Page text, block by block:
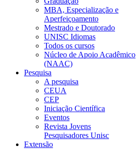
MBA, Especialização e
Aperfeiçoamento
Mestrado e Doutorado
UNISC Idiomas
Todos os cursos
Núcleo de Apoio Acadêmico
(NAAC)
Pesquisa
A pesquisa
CEUA
CEP
Iniciação Científica
Eventos
Revista Jovens
Pesquisadores Unisc
Extensão